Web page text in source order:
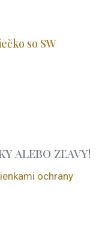
so SW
ALEBO ZĽAVY!
ochrany